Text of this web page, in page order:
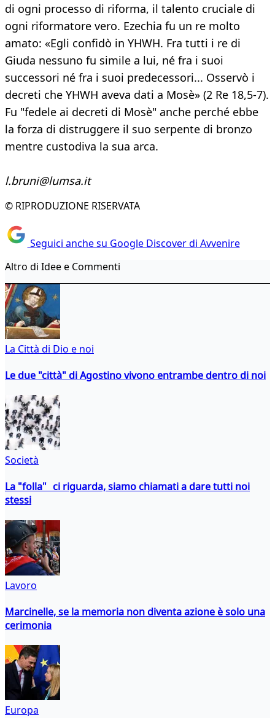
di ogni processo di riforma, il talento cruciale di
ogni riformatore vero. Ezechia fu un re molto
amato: «Egli confidò in YHWH. Fra tutti i re di
Giuda nessuno fu simile a lui, né fra i suoi
successori né fra i suoi predecessori... Osservò i
decreti che YHWH aveva dati a Mosè» (2 Re 18,5-7).
Fu "fedele ai decreti di Mosè" anche perché ebbe
la forza di distruggere il suo serpente di bronzo
mentre custodiva la sua arca.
l.bruni@lumsa.it
© RIPRODUZIONE RISERVATA
Seguici anche su Google Discover di Avvenire
Altro di Idee e Commenti
La Città di Dio e noi
Le due "città" di Agostino vivono entrambe dentro di noi
Società
La "folla" ci riguarda, siamo chiamati a dare tutti noi
stessi
Lavoro
Marcinelle, se la memoria non diventa azione è solo una
cerimonia
Europa